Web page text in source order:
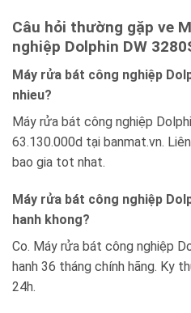
Câu hỏi thường gặp ve
nghiệp Dolphin DW
Máy rửa bát công nghiệp
nhieu?
Máy rửa bát công nghiệp
63.130.000d tại banmat.vn.
bao gia tot nhat.
Máy rửa bát công nghiệp
hanh khong?
Co. Máy rửa bát công nghiệp
hanh 36 tháng chính hãng. Ky
24h.